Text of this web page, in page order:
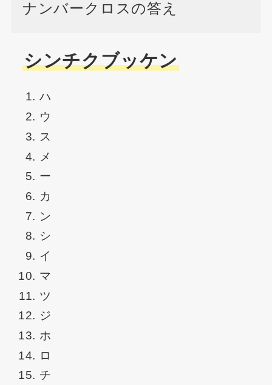
ナンバークロスの答え
シンチクブッケン
ハ
ウ
ス
メ
ー
カ
ン
シ
イ
マ
ツ
ジ
ホ
ロ
チ